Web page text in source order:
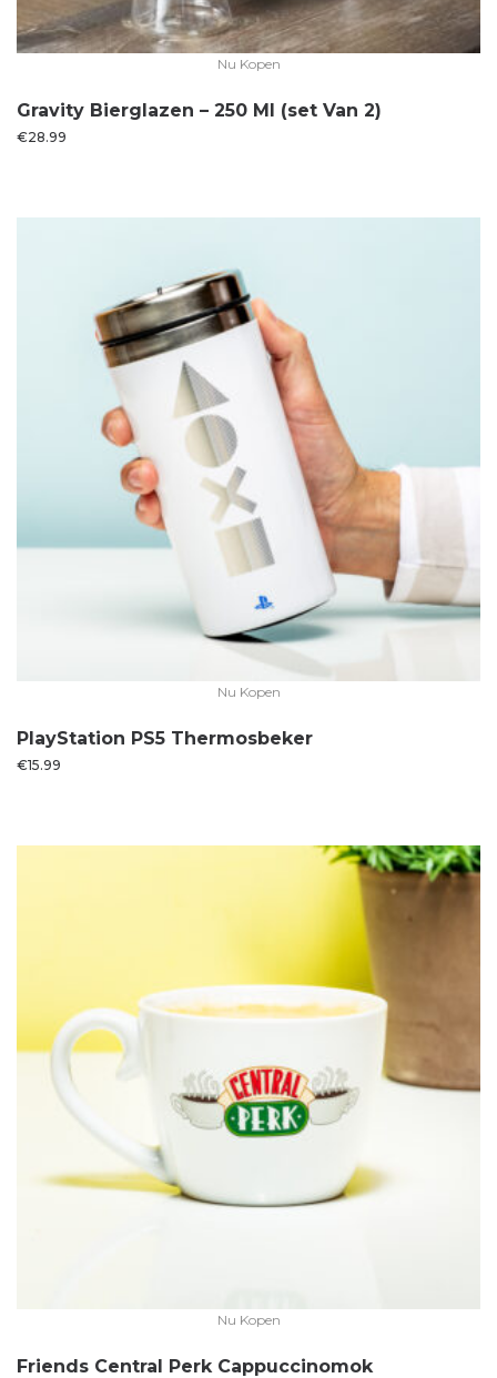
Nu Kopen
Gravity Bierglazen – 250 Ml (set Van 2)
€28.99
Nu Kopen
PlayStation PS5 Thermosbeker
€15.99
Nu Kopen
Friends Central Perk Cappuccinomok